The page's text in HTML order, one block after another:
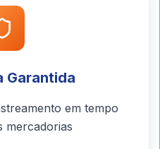
Garantida
em tempo
mercadorias